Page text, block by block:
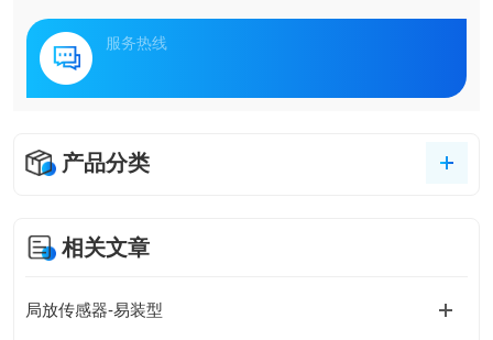
服务热线
产品分类
相关文章
局放传感器-易装型